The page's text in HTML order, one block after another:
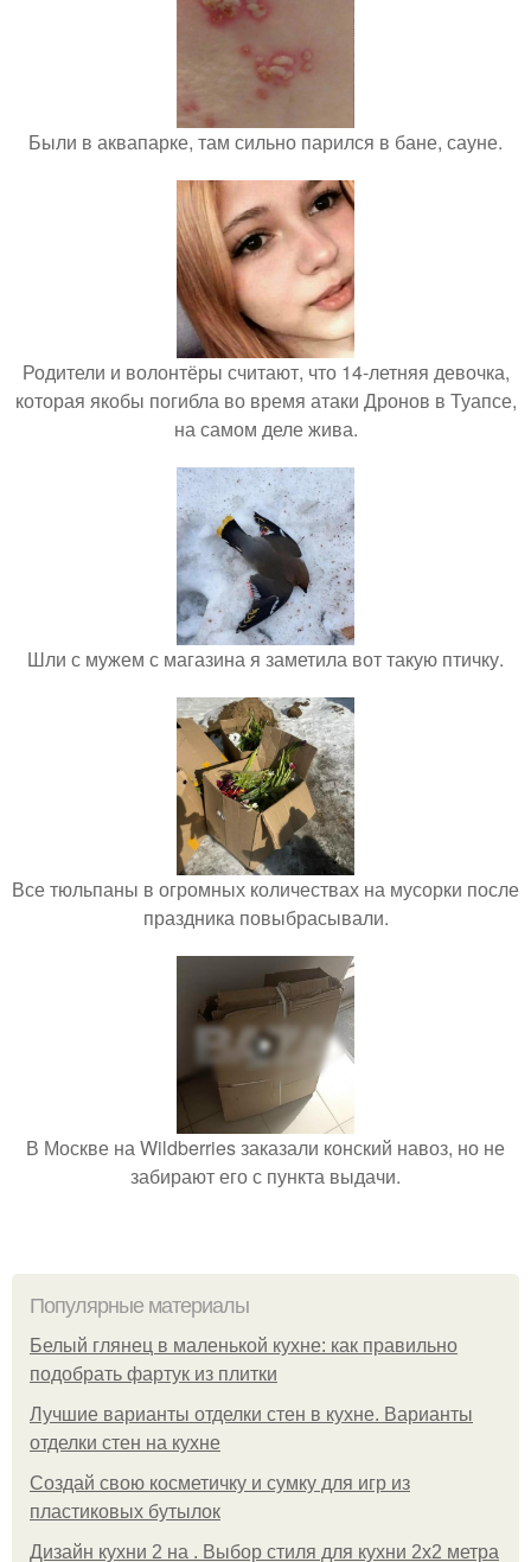
Были в аквапарке, там сильно парился в бане, сауне.
Родители и волонтёры считают, что 14-летняя девочка,
которая якобы погибла во время атаки Дронов в Туапсе,
на самом деле жива.
Шли с мужем с магазина я заметила вот такую птичку.
Все тюльпаны в огромных количествах на мусорки после
праздника повыбрасывали.
В Москве на Wildberries заказали конский навоз, но не
забирают его с пункта выдачи.
Популярные материалы
Белый глянец в маленькой кухне: как правильно
подобрать фартук из плитки
Лучшие варианты отделки стен в кухне. Варианты
отделки стен на кухне
Создай свою косметичку и сумку для игр из
пластиковых бутылок
Дизайн кухни 2 на . Выбор стиля для кухни 2х2 метра